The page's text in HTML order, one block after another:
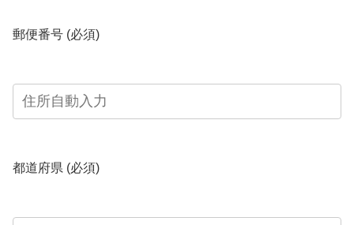
郵便番号 (必須)
都道府県 (必須)